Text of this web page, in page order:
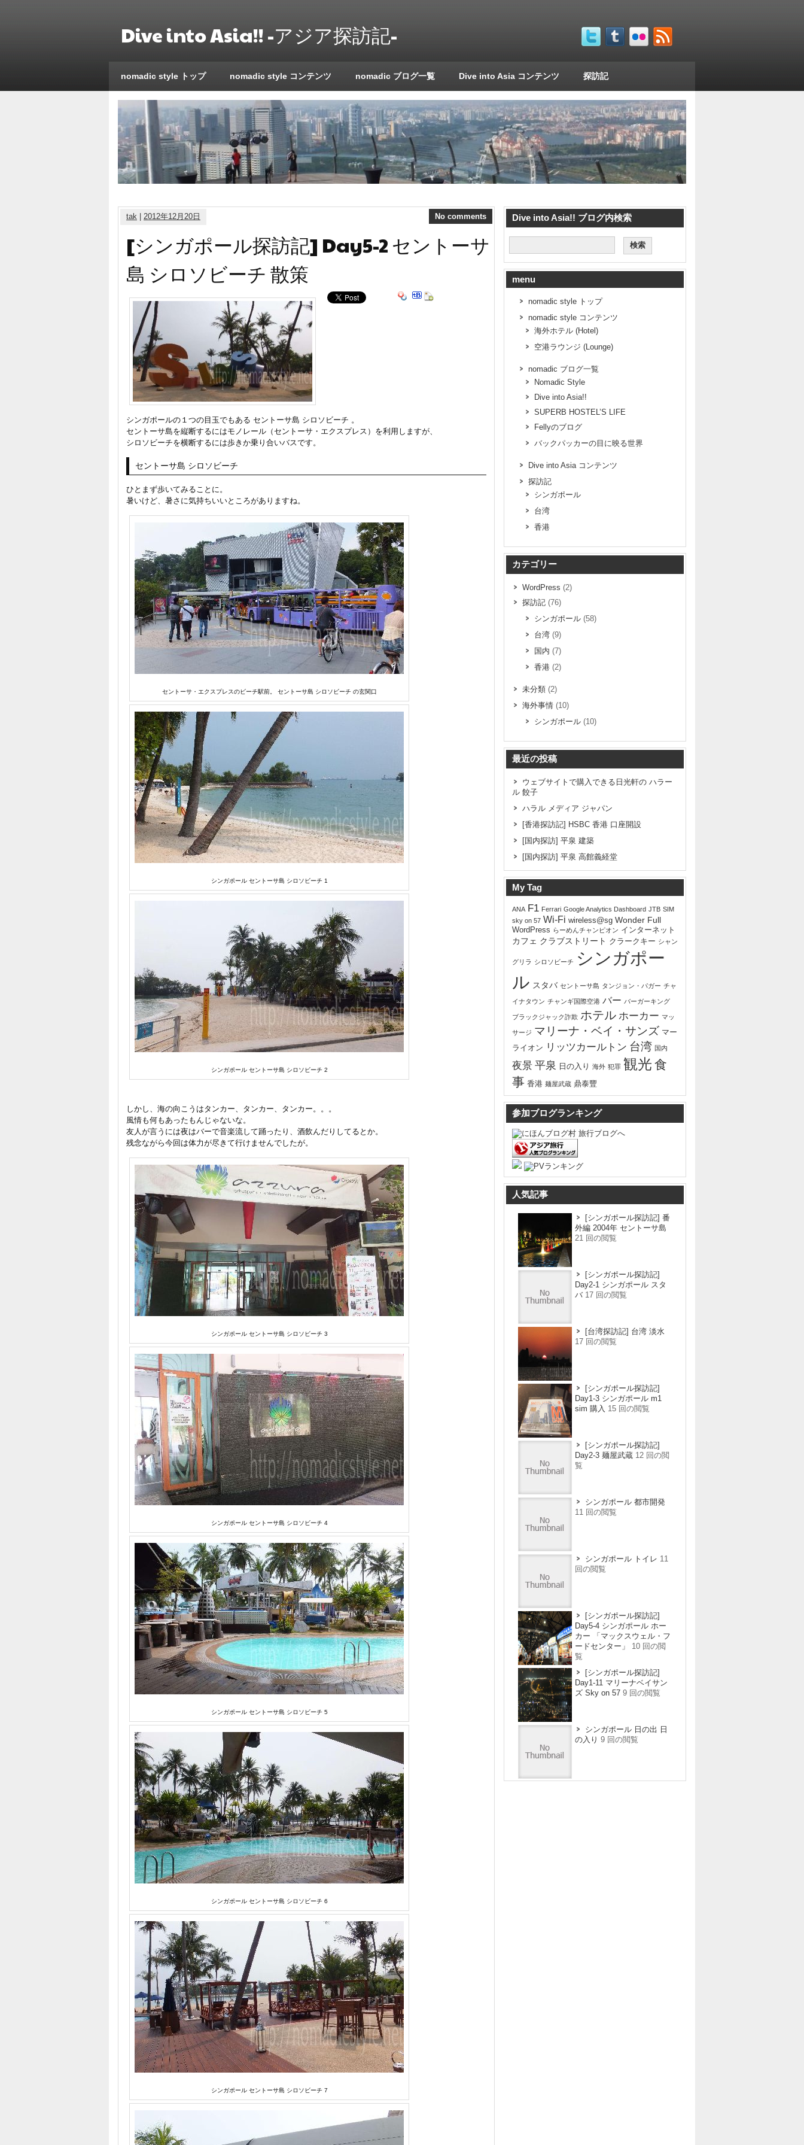
Dive into Asia!! -アジア探訪記-
nomadic style トップ nomadic style コンテンツ nomadic ブログ一覧 Dive into Asia コンテンツ 探訪記
tak 2012年12月20日 No comments
[シンガポール探訪記] Day5-2 セントーサ
島 シロソビーチ 散策
シンガポールの１つの目玉でもある セントーサ島 シロソビーチ 。
セントーサ島を縦断するにはモノレール（セントーサ・エクスプレス）を利用しますが、
シロソビーチを横断するには歩きか乗り合いバスです。
セントーサ島 シロソビーチ
ひとまず歩いてみることに。
暑いけど、暑さに気持ちいいところがありますね。
セントーサ・エクスプレスのビーチ駅前。 セントーサ島 シロソビーチ の玄関口
シンガポール セントーサ島 シロソビーチ 1
シンガポール セントーサ島 シロソビーチ 2
しかし、海の向こうはタンカー、タンカー、タンカー。。。
風情も何もあったもんじゃないな。
友人が言うには夜はバーで音楽流して踊ったり、酒飲んだりしてるとか。
残念ながら今回は体力が尽きて行けませんでしたが。
シンガポール セントーサ島 シロソビーチ 3
シンガポール セントーサ島 シロソビーチ 4
シンガポール セントーサ島 シロソビーチ 5
シンガポール セントーサ島 シロソビーチ 6
シンガポール セントーサ島 シロソビーチ 7
Dive into Asia!! ブログ内検索
menu
nomadic style トップ
nomadic style コンテンツ
海外ホテル (Hotel)
空港ラウンジ (Lounge)
nomadic ブログ一覧
Nomadic Style
Dive into Asia!!
SUPERB HOSTEL’S LIFE
Fellyのブログ
バックパッカーの目に映る世界
Dive into Asia コンテンツ
探訪記
シンガポール
台湾
香港
カテゴリー
WordPress (2)
探訪記 (76)
シンガポール (58)
台湾 (9)
国内 (7)
香港 (2)
未分類 (2)
海外事情 (10)
シンガポール (10)
最近の投稿
ウェブサイトで購入できる日光軒の ハラー
ル 餃子
ハラル メディア ジャパン
[香港探訪記] HSBC 香港 口座開設
[国内探訪] 平泉 建築
[国内探訪] 平泉 高館義経堂
My Tag
ANA F1 Ferrari Google Analytics Dashboard JTB SIM
sky on 57 Wi-Fi wireless@sg Wonder Full
WordPress らーめんチャンピオン インターネット
カフェ クラブストリート クラークキー シャン
グリラ シロソビーチ
シンガポー
ル スタバ セントーサ島 タンジョン・パガー チャ
イナタウン チャンギ国際空港 バー バーガーキング
ブラックジャック詐欺 ホテル ホーカー マッ
サージ マリーナ・ベイ・サンズ マー
ライオン リッツカールトン 台湾 国内
夜景 平泉 日の入り 海外 犯罪 観光 食
事 香港 麺屋武蔵 鼎泰豐
参加ブログランキング
人気記事
[シンガポール探訪記] 番
外編 2004年 セントーサ島
21 回の閲覧
[シンガポール探訪記]
Day2-1 シンガポール スタ
バ 17 回の閲覧
[台湾探訪記] 台湾 淡水
17 回の閲覧
[シンガポール探訪記]
Day1-3 シンガポール m1
sim 購入 15 回の閲覧
[シンガポール探訪記]
Day2-3 麺屋武蔵 12 回の閲
覧
シンガポール 都市開発
11 回の閲覧
シンガポール トイレ 11
回の閲覧
[シンガポール探訪記]
Day5-4 シンガポール ホー
カー 「マックスウェル・フ
ードセンター」
10 回の閲
覧
[シンガポール探訪記]
Day1-11 マリーナベイサン
ズ Sky on 57 9 回の閲覧
シンガポール 日の出 日
の入り 9 回の閲覧